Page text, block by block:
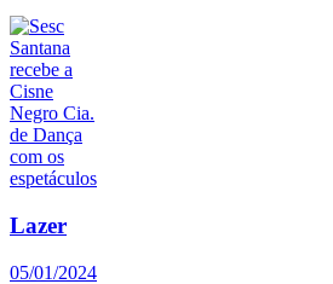
Lazer
05/01/2024